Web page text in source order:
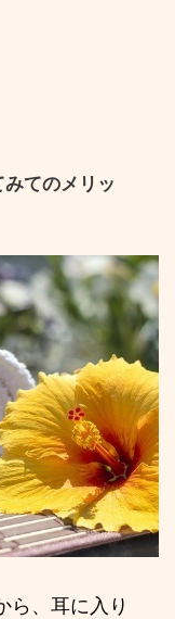
てのメリッ
ら、耳に入り